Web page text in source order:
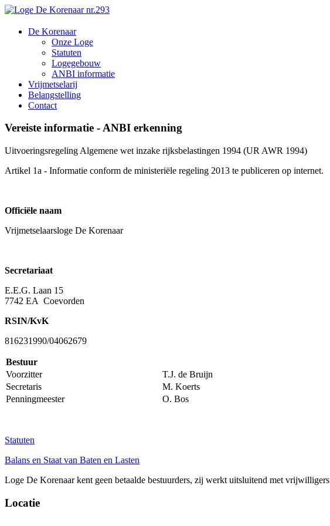
De Korenaar
Onze Loge
Statuten
Logegebouw
ANBI informatie
Vrijmetselarij
Belangstelling
Contact
Vereiste informatie - ANBI erkenning
Uitvoeringsregeling Algemene wet inzake rijksbelastingen 1994 (UR AWR 1994)
Artikel 1a - Informatie conform de ministeriële regeling 2013 te publiceren op internet.
Officiële naam
Vrijmetselaarsloge De Korenaar
Secretariaat
E.E.G. Laan 15
7742 EA Coevorden
RSIN/KvK
816231990/04062679
Bestuur
Voorzitter
T.J. de Bruijn
Secretaris
M. Koerts
Penningmeester
O. Bos
Statuten
Balans en Staat van Baten en Lasten
Loge De Korenaar kent geen betaalde bestuurders, zij werkt uitsluitend met vrijwilligers
Locatie